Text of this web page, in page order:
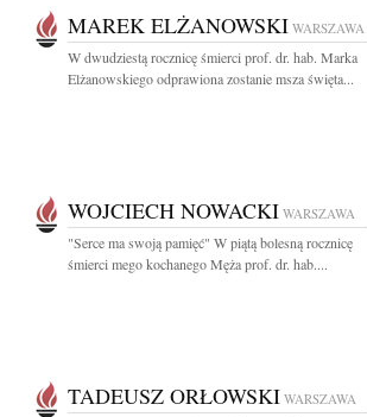
MAREK ELŻANOWSKI WARSZAWA
W dwudziestą rocznicę śmierci prof. dr. hab. Marka
Elżanowskiego odprawiona zostanie msza święta...
WOJCIECH NOWACKI WARSZAWA
"Serce ma swoją pamięć" W piątą bolesną rocznicę
śmierci mego kochanego Męża prof. dr. hab....
TADEUSZ ORŁOWSKI WARSZAWA